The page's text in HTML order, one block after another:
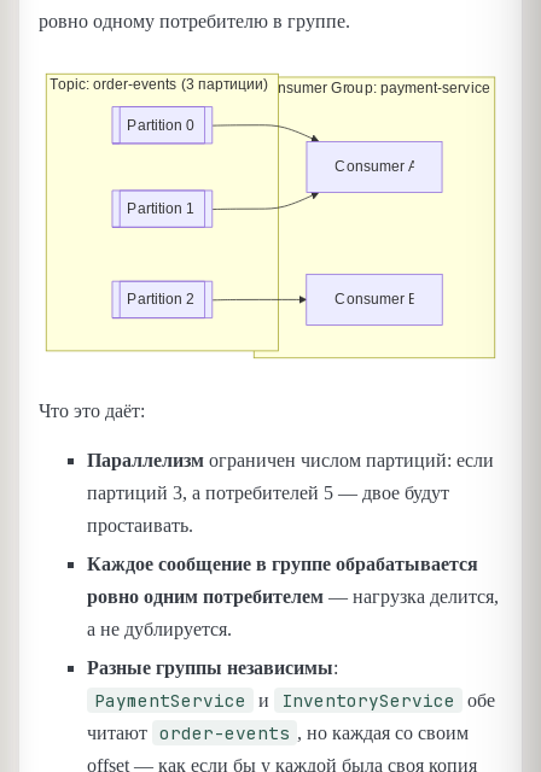
ровно одному потребителю в группе.
Что это даёт:
Параллелизм ограничен числом партиций: если
партиций 3, а потребителей 5 — двое будут
простаивать.
Каждое сообщение в группе обрабатывается
ровно одним потребителем — нагрузка делится,
а не дублируется.
Разные группы независимы:
PaymentService и InventoryService
обе
читают order-events , но каждая со своим
offset — как если бы у каждой была своя копия